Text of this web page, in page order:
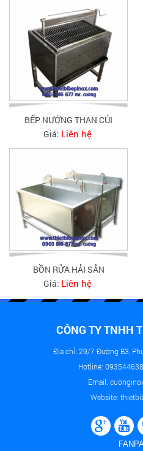
BẾP NƯỚNG THAN CỦI
Giá: Liên hệ
BỒN RỬA HẢI SẢN
Giá: Liên hệ
CÔNG TY TNHH
Địa chỉ: 29/7 Đường B3,
Hotline:
Email:
Website: